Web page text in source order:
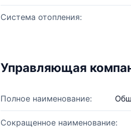
Система отопления:
Управляющая
Полное наименование:
Сокращенное наименование: